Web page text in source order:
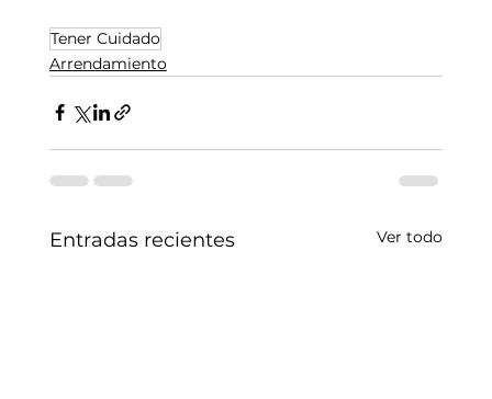
Tener Cuidado
Arrendamiento
Entradas recientes Ver todo